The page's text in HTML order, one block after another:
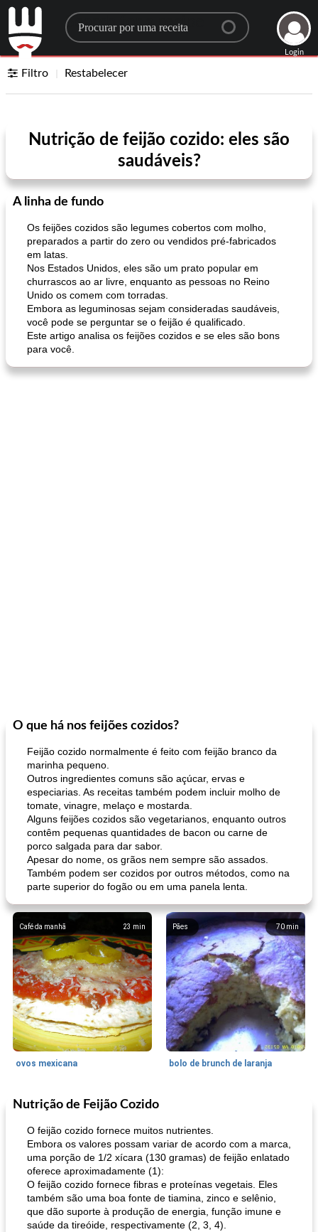
Search for a recipe
Login
Filtro Restabelecer
Nutrição de feijão cozido: eles são
saudáveis?
A linha de fundo
Os feijões cozidos são legumes cobertos com molho,
preparados a partir do zero ou vendidos pré-fabricados
em latas.
Nos Estados Unidos, eles são um prato popular em
churrascos ao ar livre, enquanto as pessoas no Reino
Unido os comem com torradas.
Embora as leguminosas sejam consideradas saudáveis,
você pode se perguntar se o feijão é qualificado.
Este artigo analisa os feijões cozidos e se eles são bons
para você.
O que há nos feijões cozidos?
Feijão cozido normalmente é feito com feijão branco da
marinha pequeno.
Outros ingredientes comuns são açúcar, ervas e
especiarias. As receitas também podem incluir molho de
tomate, vinagre, melaço e mostarda.
Alguns feijões cozidos são vegetarianos, enquanto outros
contêm pequenas quantidades de bacon ou carne de
porco salgada para dar sabor.
Apesar do nome, os grãos nem sempre são assados.
Também podem ser cozidos por outros métodos, como na
parte superior do fogão ou em uma panela lenta.
23 min
Café da manhã
ovos mexicana
70 min
Pães
bolo de brunch de laranja
130min
Pães De Fermento
Nutrição de Feijão Cozido
O feijão cozido fornece muitos nutrientes.
Embora os valores possam variar de acordo com a marca,
uma porção de 1/2 xícara (130 gramas) de feijão enlatado
oferece aproximadamente (1):
O feijão cozido fornece fibras e proteínas vegetais. Eles
também são uma boa fonte de tiamina, zinco e selênio,
que dão suporte à produção de energia, função imune e
saúde da tireóide, respectivamente (2, 3, 4).